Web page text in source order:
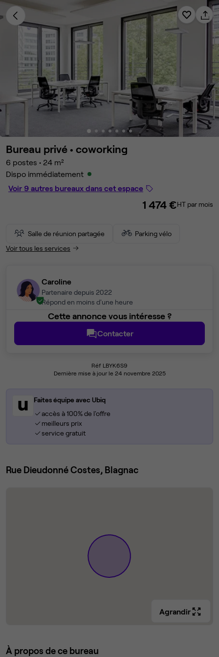
Bureau privé • coworking
6 postes • 24 m²
Dispo immédiatement
Voir 9 autres bureaux dans cet espace
1 474 €HT par mois
Salle de réunion partagée
Parking vélo
Voir tous les services
Caroline
Partenaire depuis 2022
Répond en moins d'une heure
Cette annonce vous intéresse ?
Contacter
Réf LBYK6S9
Dernière mise à jour le 24 novembre 2025
Faites équipe avec Ubiq
accès à 100% de l'offre
meilleurs prix
service gratuit
Rue Dieudonné Costes, Blagnac
Agrandir
À propos de ce bureau